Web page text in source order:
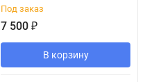
Под заказ
7 500 ₽
В корзину